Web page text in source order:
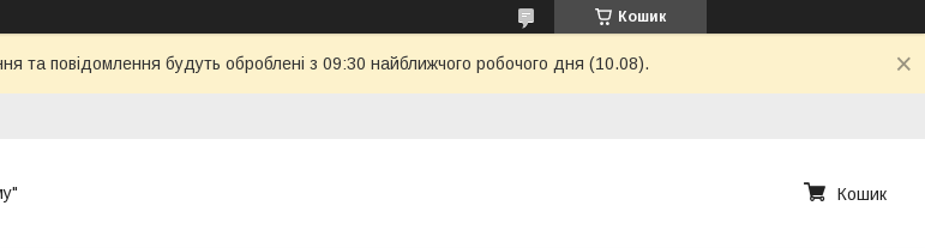
Кошик
та повідомлення будуть оброблені з 09:30 найближчого робочого дня (10.08).
Кошик